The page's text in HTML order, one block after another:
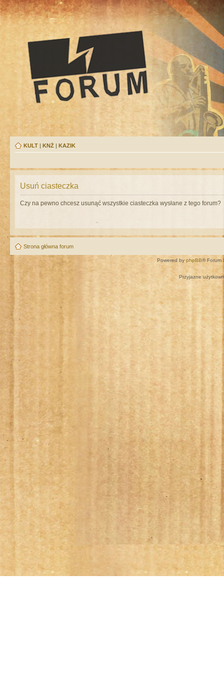
KULT | KNŻ | KAZIK
Usuń ciasteczka
Czy na pewno chcesz usunąć wszystkie ciasteczka wysłane z tego forum?
Strona główna forum
Powered by phpBB® Forum
Przyjazne